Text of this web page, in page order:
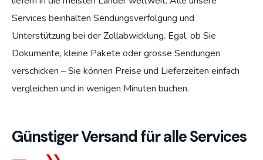
Services beinhalten Sendungsverfolgung und
Unterstützung bei der Zollabwicklung. Egal, ob Sie
Dokumente, kleine Pakete oder grosse Sendungen
verschicken – Sie können Preise und Lieferzeiten einfach
vergleichen und in wenigen Minuten buchen.
Günstiger Versand für alle Services